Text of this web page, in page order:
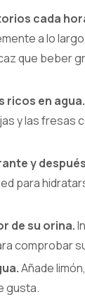
cada
a lo
que beber
ricos en agua.
y las fresas
y
para
de su orina.
comprobar
Añade
gusta.